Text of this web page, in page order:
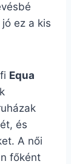
ez a kis
Equa
és
A női
főként